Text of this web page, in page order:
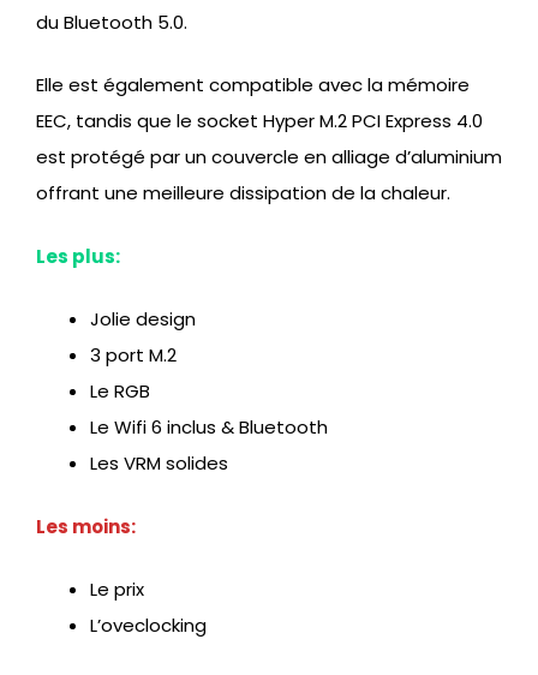
du Bluetooth 5.0.
Elle est également compatible avec la mémoire
EEC, tandis que le socket Hyper M.2 PCI Express 4.0
est protégé par un couvercle en alliage d’aluminium
offrant une meilleure dissipation de la chaleur.
Les plus:
Jolie design
3 port M.2
Le RGB
Le Wifi 6 inclus & Bluetooth
Les VRM solides
Les moins:
Le prix
L’oveclocking